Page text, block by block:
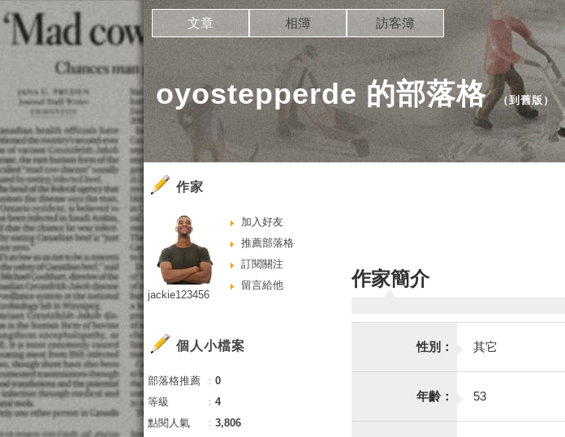
oyostepperde 的部落格（到舊版 ）
文章 相簿 訪客簿
作家簡介
性別： 其它
年齡： 53
作家
加入好友
推薦部落格
訂閱關注
留言給他
jackie123456
個人小檔案
部落格推薦 ： 0
等級
： 4
點閱人氣
： 3,806